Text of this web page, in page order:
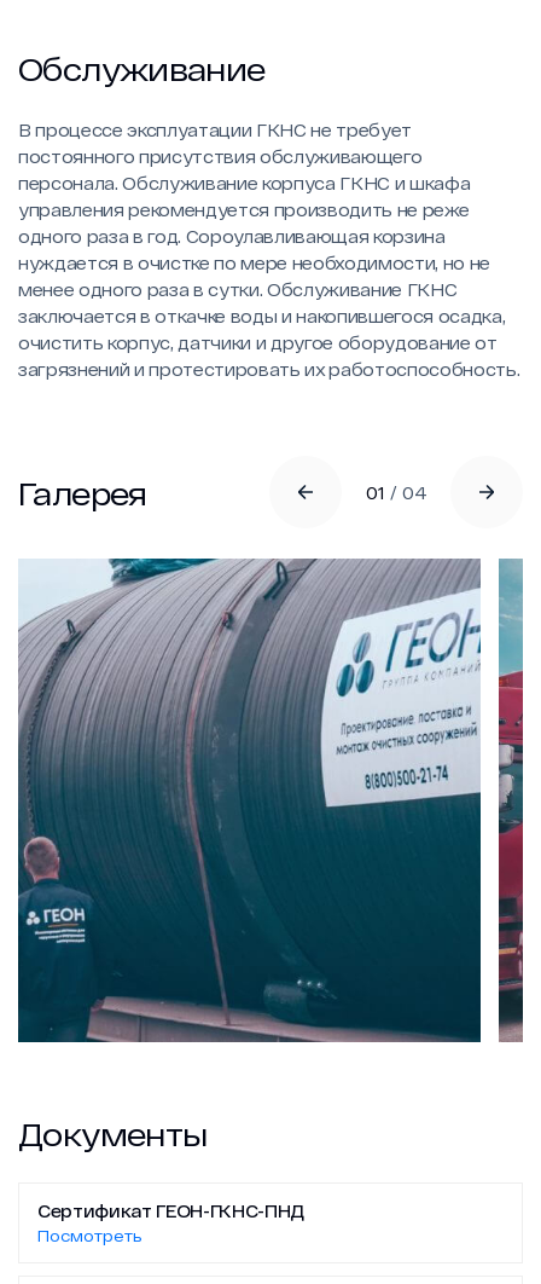
Обслуживание
В процессе эксплуатации ГКНС не требует
постоянного присутствия обслуживающего
персонала. Обслуживание корпуса ГКНС и шкафа
управления рекомендуется производить не реже
одного раза в год. Сороулавливающая корзина
нуждается в очистке по мере необходимости, но не
менее одного раза в сутки. Обслуживание ГКНС
заключается в откачке воды и накопившегося осадка,
очистить корпус, датчики и другое оборудование от
загрязнений и протестировать их работоспособность.
Галерея 01 / 04
Документы
Сертификат ГЕОН-ГКНС-ПНД
Посмотреть